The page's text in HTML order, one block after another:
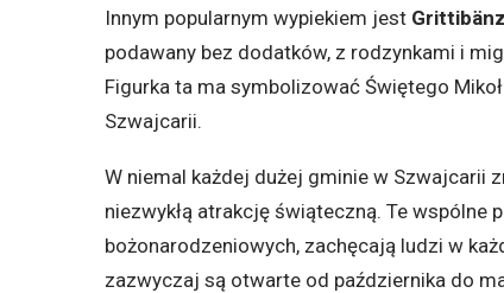
Innym popularnym wypiekiem jest Grittibänz
podawany bez dodatków, z rodzynkami i
Figurka ta ma symbolizować Świętego
Szwajcarii.
W niemal każdej dużej gminie w Szwajcarii
niezwykłą atrakcję świąteczną. Te
bożonarodzeniowych, zachęcają ludzi w
zazwyczaj są otwarte od października do